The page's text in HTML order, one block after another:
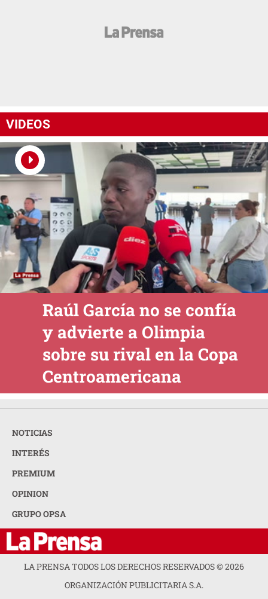
VIDEOS
Raúl García no se confía
y advierte a Olimpia
sobre su rival en la Copa
Centroamericana
NOTICIAS
INTERÉS
PREMIUM
OPINION
GRUPO OPSA
LA PRENSA TODOS LOS DERECHOS RESERVADOS ©2026
ORGANIZACIÓN PUBLICITARIA S.A.